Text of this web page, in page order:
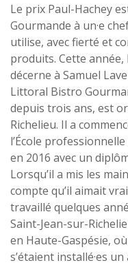
Le prix Paul-Hachey
Gourmande à un·e
utilise, avec fierté et
produits. Cette année,
décerne à Samuel
Littoral Bistro
depuis trois ans, est
Richelieu. Il a
l’École
en 2016 avec un
Lorsqu’il a mis les
compte qu’il aimait
travaillé quelques
Saint-Jean-sur-
en Haute-Gaspésie,
s’étaient installé·es